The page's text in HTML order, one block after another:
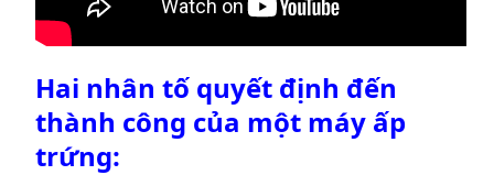
Hai nhân tố quyết định đến
thành công của một máy ấp
trứng: